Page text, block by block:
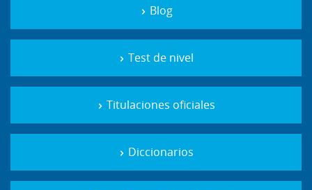
Blog
Test de nivel
Titulaciones oficiales
Diccionarios